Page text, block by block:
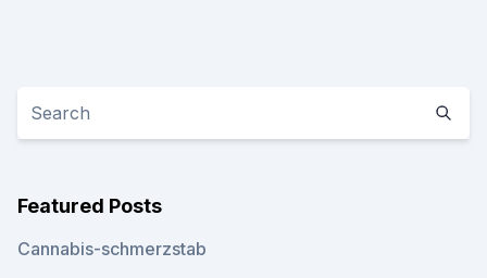
Featured Posts
Cannabis-schmerzstab